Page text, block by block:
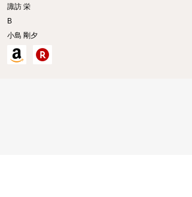
諏訪 栄
B
小島 剛夕